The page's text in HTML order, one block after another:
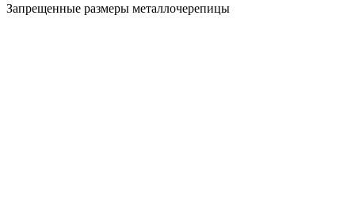
Запрещенные размеры металлочерепицы